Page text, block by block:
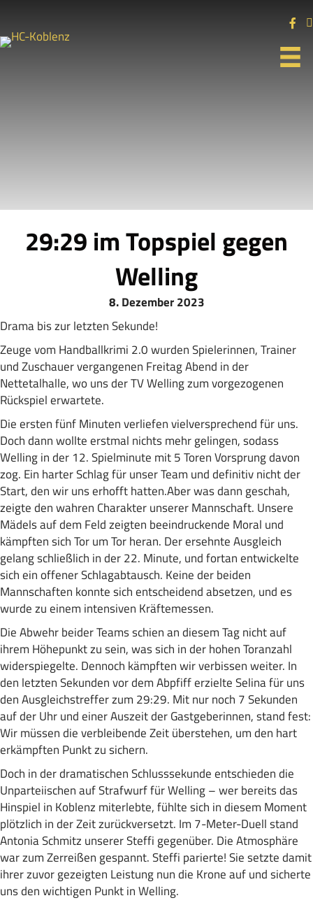
29:29 im Topspiel gegen
Welling
8. Dezember 2023
Drama bis zur letzten Sekunde!
Zeuge vom Handballkrimi 2.0 wurden Spielerinnen, Trainer
und Zuschauer vergangenen Freitag Abend in der
Nettetalhalle, wo uns der TV Welling zum vorgezogenen
Rückspiel erwartete.
Die ersten fünf Minuten verliefen vielversprechend für uns.
Doch dann wollte erstmal nichts mehr gelingen, sodass
Welling in der 12. Spielminute mit 5 Toren Vorsprung davon
zog. Ein harter Schlag für unser Team und definitiv nicht der
Start, den wir uns erhofft hatten.Aber was dann geschah,
zeigte den wahren Charakter unserer Mannschaft. Unsere
Mädels auf dem Feld zeigten beeindruckende Moral und
kämpften sich Tor um Tor heran. Der ersehnte Ausgleich
gelang schließlich in der 22. Minute, und fortan entwickelte
sich ein offener Schlagabtausch. Keine der beiden
Mannschaften konnte sich entscheidend absetzen, und es
wurde zu einem intensiven Kräftemessen.
Die Abwehr beider Teams schien an diesem Tag nicht auf
ihrem Höhepunkt zu sein, was sich in der hohen Toranzahl
widerspiegelte. Dennoch kämpften wir verbissen weiter. In
den letzten Sekunden vor dem Abpfiff erzielte Selina für uns
den Ausgleichstreffer zum 29:29. Mit nur noch 7 Sekunden
auf der Uhr und einer Auszeit der Gastgeberinnen, stand fest:
Wir müssen die verbleibende Zeit überstehen, um den hart
erkämpften Punkt zu sichern.
Doch in der dramatischen Schlusssekunde entschieden die
Unparteiischen auf Strafwurf für Welling – wer bereits das
Hinspiel in Koblenz miterlebte, fühlte sich in diesem Moment
plötzlich in der Zeit zurückversetzt. Im 7-Meter-Duell stand
Antonia Schmitz unserer Steffi gegenüber. Die Atmosphäre
war zum Zerreißen gespannt. Steffi parierte! Sie setzte damit
ihrer zuvor gezeigten Leistung nun die Krone auf und sicherte
uns den wichtigen Punkt in Welling.